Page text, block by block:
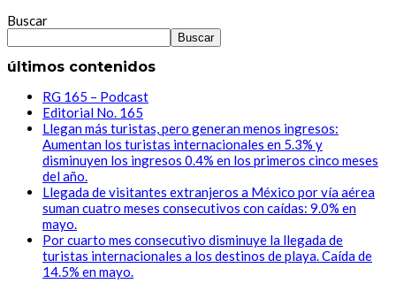
Buscar
Buscar
últimos contenidos
RG 165 – Podcast
Editorial No. 165
Llegan más turistas, pero generan menos ingresos:
Aumentan los turistas internacionales en 5.3% y
disminuyen los ingresos 0.4% en los primeros cinco meses
del año.
Llegada de visitantes extranjeros a México por vía aérea
suman cuatro meses consecutivos con caídas: 9.0% en
mayo.
Por cuarto mes consecutivo disminuye la llegada de
turistas internacionales a los destinos de playa. Caída de
14.5% en mayo.